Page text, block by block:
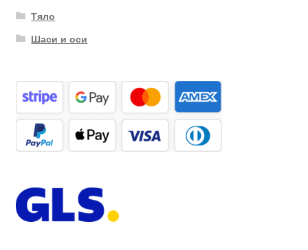
Тяло
Шаси и оси